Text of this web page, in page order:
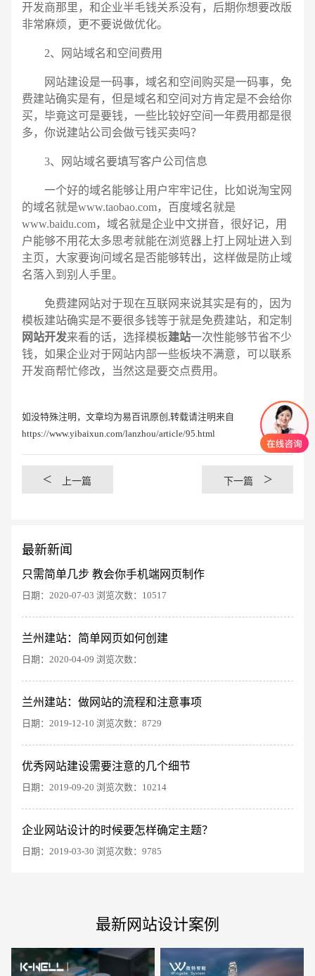
开发商那里，和企业半毛钱关系没有，后期你想要改版
非常麻烦，更不要说做优化。
2、网站域名和空间费用
网站建设是一码事，域名和空间购买是一码事，免
费建站确实是有，但是域名和空间对方肯定是不会给你
买，毕竟这可是要钱，一些比较好空间一年费用都是很
多，你说建站公司会做亏钱买卖吗？
3、网站域名要填写客户公司信息
一个好的域名能够让用户牢牢记住，比如说淘宝网
的域名就是www.taobao.com，百度域名就是
www.baidu.com，域名就是企业中文拼音，很好记，用
户能够不用花太多思考就能在浏览器上打上网址进入到
主页，大家要询问域名是否能够转出，这样做是防止域
名落入到别人手里。
免费建网站对于现在互联网来说其实是有的，因为
模板建站确实是不要很多钱等于就是免费建站，和定制
网站开发来看的话，选择模板建站一次性能够节省不少
钱，如果企业对于网站内部一些板块不满意，可以联系
开发商帮忙修改，当然这是要交点费用。
如没特殊注明，文章均为易百讯原创,转载请注明来自
https://www.yibaixun.com/lanzhou/article/95.html
< 上一篇 下一篇 >
最新新闻
只需简单几步 教会你手机端网页制作
日期：2020-07-03 浏览次数：10517
兰州建站：简单网页如何创建
日期：2020-04-09 浏览次数：
兰州建站：做网站的流程和注意事项
日期：2019-12-10 浏览次数：8729
优秀网站建设需要注意的几个细节
日期：2019-09-20 浏览次数：10214
企业网站设计的时候要怎样确定主题？
日期：2019-03-30 浏览次数：9785
最新网站设计案例
电话 微信号
创意品牌型网站 ·